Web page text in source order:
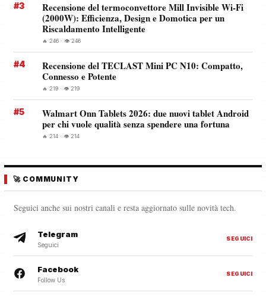
#3
Recensione del termoconvettore Mill Invisible Wi-Fi
(2000W): Efficienza, Design e Domotica per un
Riscaldamento Intelligente
🔥 246 · 👁️ 246
#4
Recensione del TECLAST Mini PC N10: Compatto,
Connesso e Potente
🔥 219 · 👁️ 219
#5
Walmart Onn Tablets 2026: due nuovi tablet Android
per chi vuole qualità senza spendere una fortuna
🔥 214 · 👁️ 214
🚀 COMMUNITY
Seguici anche sui nostri canali e resta aggiornato sulle novità tech.
Telegram
Seguici
SEGUICI
Facebook
Follow Us
SEGUICI